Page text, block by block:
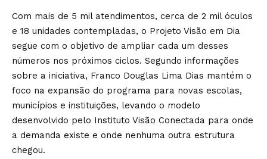
Com mais de 5 mil atendimentos, cerca de 2 mil óculos
e 18 unidades contempladas, o Projeto Visão em Dia
segue com o objetivo de ampliar cada um desses
números nos próximos ciclos. Segundo informações
sobre a iniciativa, Franco Douglas Lima Dias mantém o
foco na expansão do programa para novas escolas,
municípios e instituições, levando o modelo
desenvolvido pelo Instituto Visão Conectada para onde
a demanda existe e onde nenhuma outra estrutura
chegou.